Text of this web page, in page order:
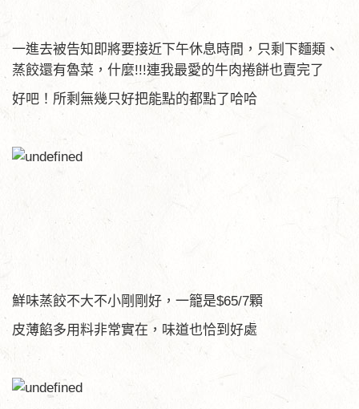
一進去被告知即將要接近下午休息時間，只剩下麵類、
蒸餃還有魯菜，什麼!!!連我最愛的牛肉捲餅也賣完了
好吧！所剩無幾只好把能點的都點了哈哈
鮮味蒸餃不大不小剛剛好，一籠是$65/7顆
皮薄餡多用料非常實在，味道也恰到好處